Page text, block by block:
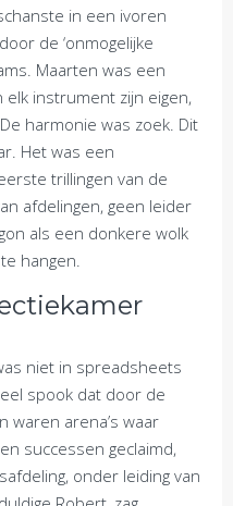
in een ivoren
de ‘onmogelijke
Maarten was een
instrument zijn eigen,
harmonie was zoek. Dit
Het was een
trillingen van de
afdelingen, geen leider
als een donkere wolk
hangen.
niet in spreadsheets
spook dat door de
waren arena’s waar
successen geclaimd,
onder leiding van